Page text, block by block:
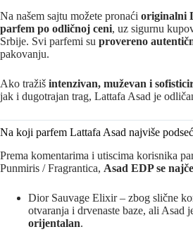
Na našem sajtu možete pronaći originalni
parfem po odličnoj ceni, uz sigurnu
Srbije. Svi parfemi su provereno
pakovanju.
Ako tražiš intenzivan, muževan i
jak i dugotrajan trag, Lattafa Asad je
Na koji parfem Lattafa Asad najviše
Prema komentarima i utiscima korisnika
Punmiris / Fragrantica, Asad EDP se
Dior Sauvage Elixir – zbog slične
otvaranja i drvenaste baze, ali Asad
orijentalan.